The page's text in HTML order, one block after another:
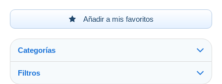
Añadir a mis favoritos
Categorías
Filtros